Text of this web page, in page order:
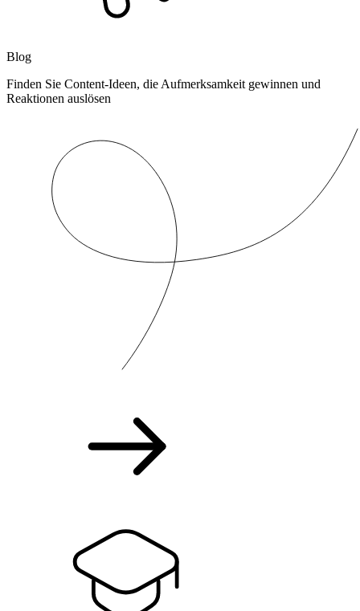
Blog
Finden Sie Content-Ideen, die Aufmerksamkeit gewinnen und
Reaktionen auslösen